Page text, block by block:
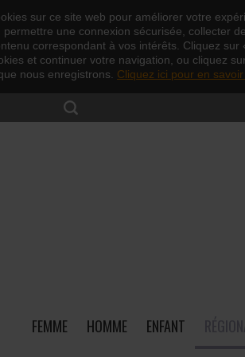
sur ce site web pour améliorer votre
permettre une connexion sécurisée, collecter
correspondant à vos intérêts. Cliquez
et continuer votre navigation, ou cliquez
nous enregistrons. Cliquez ici pour en
FEMME HOMME ENFANT